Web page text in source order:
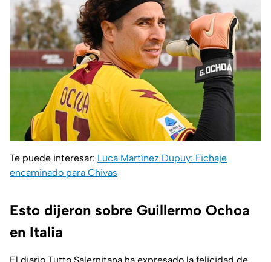
Te puede interesar: Luca Martínez Dupuy: Fichaje
encaminado para Chivas
Esto dijeron sobre Guillermo Ochoa
en Italia